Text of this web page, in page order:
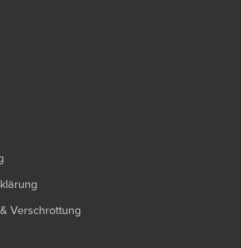
Verschrottung